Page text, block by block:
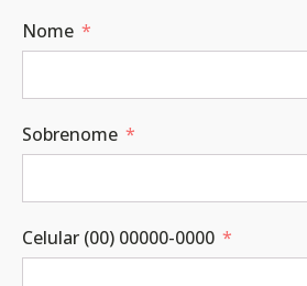
Nome
Sobrenome
Celular (00) 00000-0000